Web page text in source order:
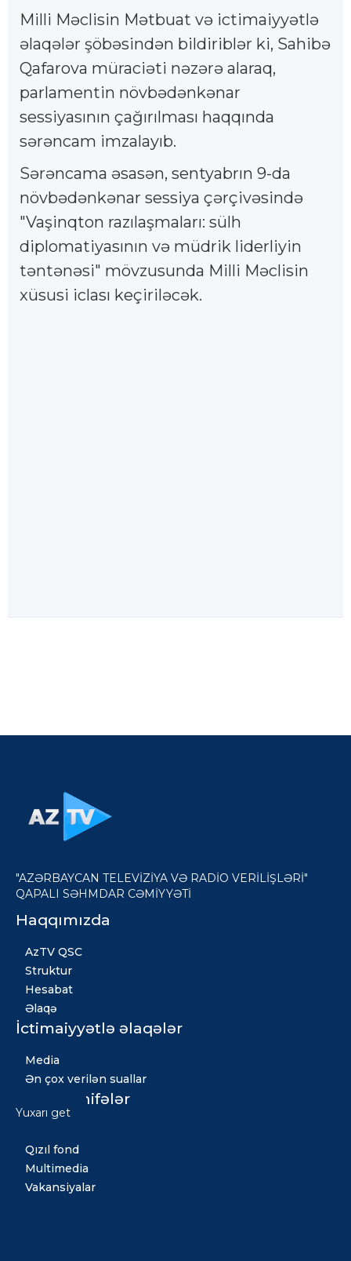
Milli Məclisin Mətbuat və ictimaiyyətlə
əlaqələr şöbəsindən bildiriblər ki, Sahibə
Qafarova müraciəti nəzərə alaraq,
parlamentin növbədənkənar
sessiyasının çağırılması haqqında
sərəncam imzalayıb.
Sərəncama əsasən, sentyabrın 9-da
növbədənkənar sessiya çərçivəsində
"Vaşinqton razılaşmaları: sülh
diplomatiyasının və müdrik liderliyin
təntənəsi" mövzusunda Milli Məclisin
xüsusi iclası keçiriləcək.
"AZƏRBAYCAN TELEVİZİYA VƏ RADİO VERİLİŞLƏRİ"
QAPALI SƏHMDAR CƏMİYYƏTİ
Haqqımızda
AzTV QSC
Struktur
Hesabat
Əlaqə
İctimaiyyətlə əlaqələr
Media
Ən çox verilən suallar
Digər səhifələr
Qızıl fond
Multimedia
Vakansiyalar
Yuxarı get